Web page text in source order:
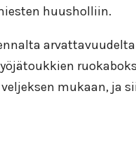
huusholliin.
mukaan, ja